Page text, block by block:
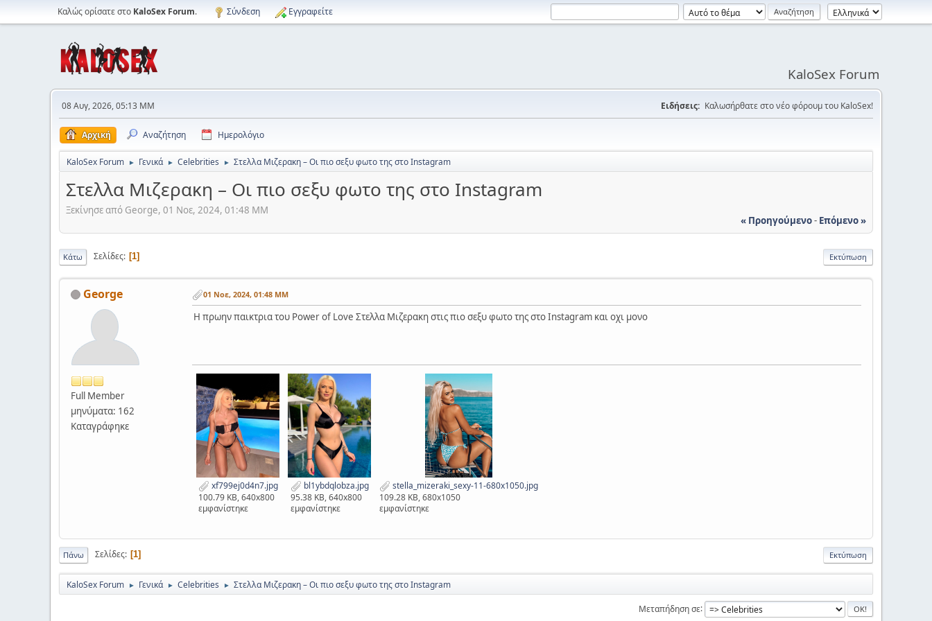
Καλώς ορίσατε στο KaloSex Forum. Σύνδεση Εγγραφείτε
KaloSex Forum
08 Αυγ, 2026, 05:13 ΜΜ Ειδήσεις: Καλωσήρθατε στο νέο φόρουμ του KaloSex!
Αρχική Αναζήτηση Ημερολόγιο
KaloSex Forum ► Γενικά ► Celebrities ► Στελλα Μιζερακη – Οι πιο σεξυ φωτο της στο Instagram
Στελλα Μιζερακη – Οι πιο σεξυ φωτο της στο Instagram
Ξεκίνησε από George, 01 Νοε, 2024, 01:48 ΜΜ
« Προηγούμενο- Επόμενο »
Εκτύπωση
Κάτω Σελίδες 1
George
Full Member
μηνύματα: 162
Καταγράφηκε
01 Νοε, 2024, 01:48 ΜΜ
H πρωην παικτρια του Power of Love Στελλα Μιζερακη στις πιο σεξυ φωτο της στο Instagram και οχι μονο
xf799ej0d4n7.jpg
100.79 KB, 640x800
εμφανίστηκε
bl1ybdqlobza.jpg
95.38 KB, 640x800
εμφανίστηκε
stella_mizeraki_sexy-11-680x1050.jpg
109.28 KB, 680x1050
εμφανίστηκε
Εκτύπωση
Πάνω Σελίδες 1
KaloSex Forum ► Γενικά ► Celebrities ► Στελλα Μιζερακη – Οι πιο σεξυ φωτο της στο Instagram
Μεταπήδηση σε